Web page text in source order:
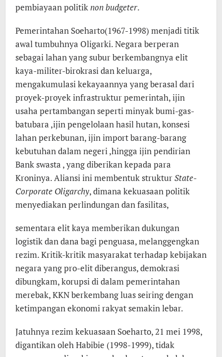
pembiayaan politiknon budgeter.
Pemerintahan Soeharto(1967-1998) menjadi titik
awal tumbuhnya Oligarki. Negara berperan
sebagai lahan yang subur berkembangnya elit
kaya-militer-birokrasi dan keluarga,
mengakumulasi kekayaannya yang berasal dari
proyek-proyek infrastruktur pemerintah, ijin
usaha pertambangan seperti minyak bumi-gas-
batubara ,ijin pengelolaan hasil hutan, konsesi
lahan perkebunan, ijin import barang-barang
kebutuhan dalam negeri ,hingga ijin pendirian
Bank swasta , yang diberikan kepada para
Kroninya. Aliansi ini membentuk strukturState-
Corporate Oligarchy, dimana kekuasaan politik
menyediakan perlindungan dan fasilitas,
sementara elit kaya memberikan dukungan
logistik dan dana bagi penguasa, melanggengkan
rezim. Kritik-kritik masyarakat terhadap kebijakan
negara yang pro-elit diberangus, demokrasi
dibungkam, korupsi di dalam pemerintahan
merebak, KKN berkembang luas seiring dengan
ketimpangan ekonomi rakyat semakin lebar.
Jatuhnya rezim kekuasaan Soeharto, 21 mei 1998,
digantikan oleh Habibie (1998-1999), tidak